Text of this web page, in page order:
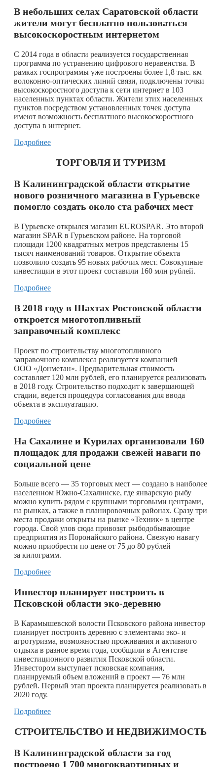
В небольших селах Саратовской области
жители могут бесплатно пользоваться
высокоскоростным интернетом
С 2014 года в области реализуется государственная
программа по устранению цифрового неравенства. В
рамках госпрограммы уже построены более 1,8 тыс. км
волоконно-оптических линий связи, подключены точки
высокоскоростного доступа к сети интернет в 103
населенных пунктах области. Жители этих населенных
пунктов посредством установленных точек доступа
имеют возможность бесплатного высокоскоростного
доступа в интернет.
Подробнее
ТОРГОВЛЯ И ТУРИЗМ
В Калининградской области открытие
нового розничного магазина в Гурьевске
помогло создать около ста рабочих мест
В Гурьевске открылся магазин EUROSPAR. Это второй
магазин SPAR в Гурьевском районе. На торговой
площади 1200 квадратных метров представлены 15
тысяч наименований товаров. Открытие объекта
позволило создать 95 новых рабочих мест. Совокупные
инвестиции в этот проект составили 160 млн рублей.
Подробнее
В 2018 году в Шахтах Ростовской области
откроется многотопливный
заправочный комплекс
Проект по строительству многотопливного
заправочного комплекса реализуется компанией
ООО «Донметан». Предварительная стоимость
составляет 120 млн рублей, его планируется реализовать
в 2018 году. Строительство подходит к завершающей
стадии, ведется процедура согласования для ввода
объекта в эксплуатацию.
Подробнее
На Сахалине и Курилах организовали 160
площадок для продажи свежей наваги по
социальной цене
Больше всего — 35 торговых мест — создано в наиболее
населенном Южно-Сахалинске, где январскую рыбу
можно купить рядом с крупными торговыми центрами,
на рынках, а также в планировочных районах. Сразу три
места продажи открыты на рынке «Техник» в центре
города. Свой улов сюда привозят рыбодобывающие
предприятия из Поронайского района. Свежую навагу
можно приобрести по цене от 75 до 80 рублей
за килограмм.
Подробнее
Инвестор планирует построить в
Псковской области эко-деревню
В Карамышевской волости Псковского района инвестор
планирует построить деревню с элементами эко- и
агротуризма, возможностью проживания и активного
отдыха в разное время года, сообщили в Агентстве
инвестиционного развития Псковской области.
Инвестором выступает псковская компания,
планируемый объем вложений в проект — 76 млн
рублей. Первый этап проекта планируется реализовать в
2020 году.
Подробнее
СТРОИТЕЛЬСТВО И НЕДВИЖИМОСТЬ
В Калининградской области за год
построено 1 700 многоквартирных и